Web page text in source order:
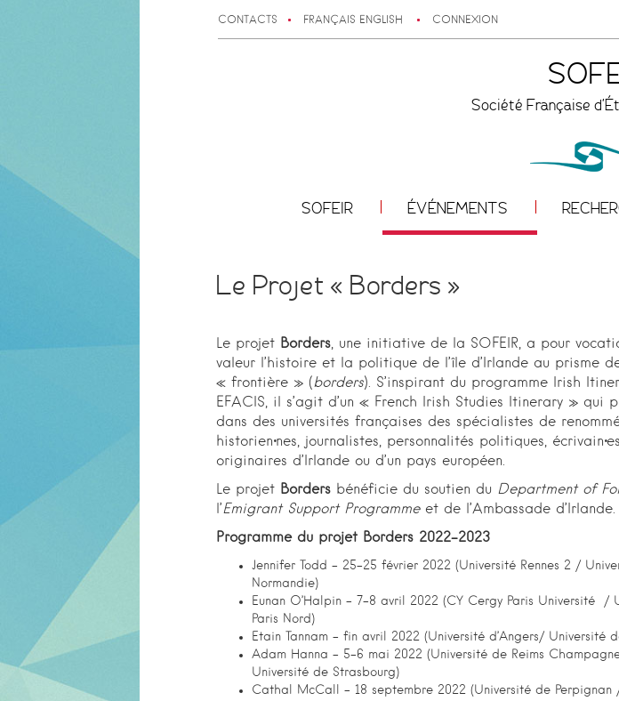
CONTACTS FRANÇAIS ENGLISH CONNEXION
Société Française
SOFEIR ÉVÉNEMENTS
Le Projet « Borders »
Le projet Borders, une initiative de la SOFEIR, a pour
valeur l’histoire et la politique de l’île d’Irlande au prisme
« frontière » (borders). S’inspirant du programme Irish
EFACIS, il s’agit d’un « French Irish Studies Itinerary » qui
dans des universités françaises des spécialistes de
historien·nes, journalistes, personnalités politiques,
originaires d’Irlande ou d’un pays européen.
Le projet Borders bénéficie du soutien du Department of
l’Emigrant Support Programmeet de l’Ambassade d’Irlande.
Programme du projet Borders 2022-2023
Jennifer Todd – 25-25 février 2022 (Université Rennes 2 /
Normandie)
Eunan O’Halpin – 7-8 avril 2022 (CY Cergy Paris Université /
Paris Nord)
Etain Tannam – fin avril 2022 (Université d’Angers/ Université
Adam Hanna – 5-6 mai 2022 (Université de Reims
Université de Strasbourg)
Cathal McCall – 18 septembre 2022 (Université de Perpignan